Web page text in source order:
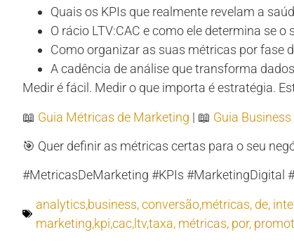
Quais os KPIs que realmente revelam a
O rácio LTV:CAC e como ele determina se
Como organizar as suas métricas por fase
A cadência de análise que transforma
Medir é fácil. Medir o que importa é estratégia.
📖 Guia Métricas de Marketing | 📖 Guia
🎯 Quer definir as métricas certas para o seu
#MetricasDeMarketing #KPIs #MarketingDigital
analytics,business,conversão,métricas, de,
marketing,kpi,cac,ltv,taxa, métricas, por,